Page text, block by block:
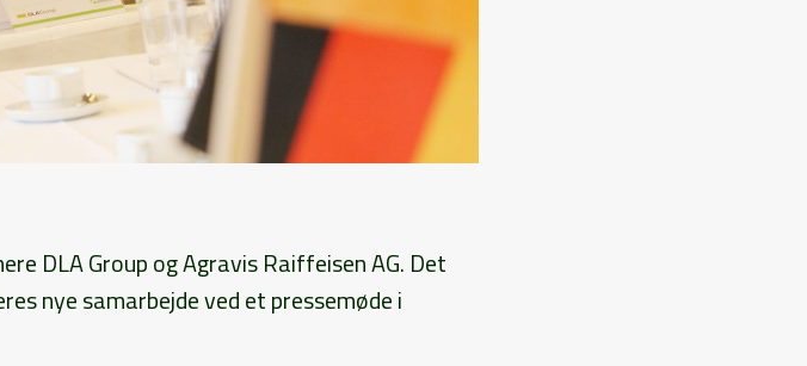
DLA Group og Agravis Raiffeisen AG. Det
nye samarbejde ved et pressemøde i